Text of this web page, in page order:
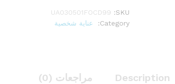
SKU:
UA030501FOCD99
Category:
عناية شخصية
Description مراجعات (0)